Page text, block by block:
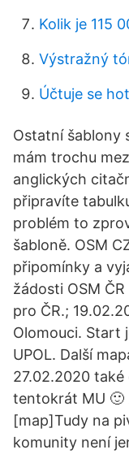
Kolik je 115
Výstražný
Účtuje se
Ostatní šablony
mám trochu
anglických
připravíte
problém to
šabloně. OSM
připomínky a
žádosti OSM
pro ČR.;
Olomouci. Start
UPOL. Další
27.02.2020 také
tentokrát MU 🙂
[map]Tudy na
komunity není